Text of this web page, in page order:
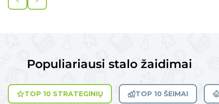
Populiariausi stalo žaidimai
TOP 10 STRATEGINIŲ TOP 10 ŠEIMAI